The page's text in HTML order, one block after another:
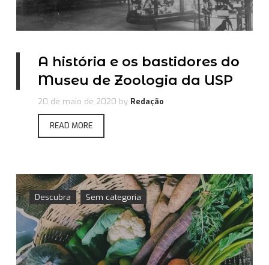
A história e os bastidores do
Museu de Zoologia da USP
20 de maio de 2020 by Redação
READ MORE
Descubra Sem categoria